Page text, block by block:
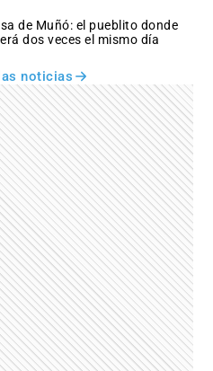
de Muñó: el pueblito donde
dos veces el mismo día
noticias